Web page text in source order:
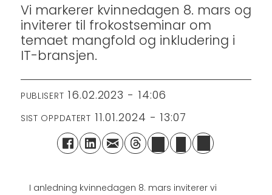
Vi markerer kvinnedagen 8. mars og
inviterer til frokostseminar om
temaet mangfold og inkludering i
IT-bransjen.
PUBLISERT 16.02.2023 - 14:06
SIST OPPDATERT 11.01.2024 - 13:07
I anledning kvinnedagen 8. mars inviterer vi